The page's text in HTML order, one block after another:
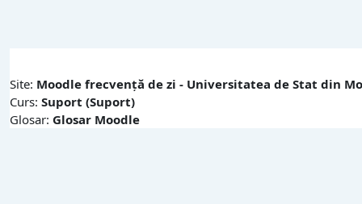
Site: Moodle frecvență de zi - Universitatea de Stat din
Curs: Suport (Suport)
Glosar: Glosar Moodle